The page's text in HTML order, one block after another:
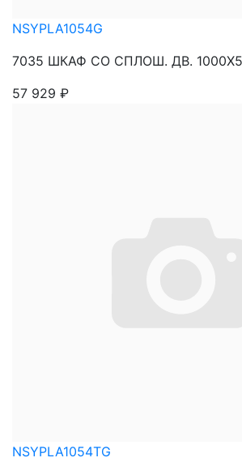
NSYPLA1054G
7035 ШКАФ СО СПЛОШ. ДВ.
57 929 ₽
NSYPLA1054TG